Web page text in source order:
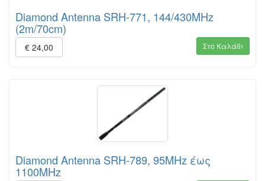
Diamond Antenna SRH-771, 144/430MHz
(2m/70cm)
€ 24,00 Στο Καλάθι
Diamond Antenna SRH-789, 95MHz έως
1100MHz